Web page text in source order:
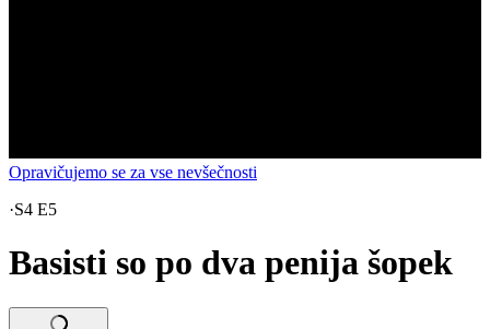
Opravičujemo se za vse nevšečnosti
·S4 E5
Basisti so po dva penija šopek